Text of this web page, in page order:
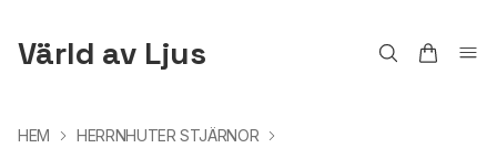
Värld av Ljus
HEM
HERRNHUTER STJÄRNOR